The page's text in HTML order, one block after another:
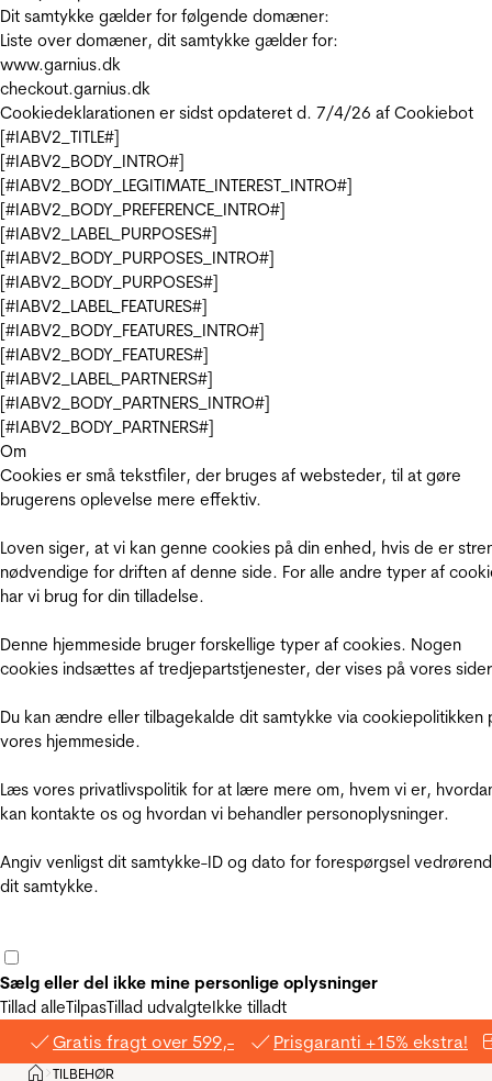
Dit samtykke gælder for følgende domæner:
Liste over domæner, dit samtykke gælder for:
www.garnius.dk
checkout.garnius.dk
Cookiedeklarationen er sidst opdateret d. 7/4/26 af Cookiebot
[#IABV2_TITLE#]
[#IABV2_BODY_INTRO#]
[#IABV2_BODY_LEGITIMATE_INTEREST_INTRO#]
[#IABV2_BODY_PREFERENCE_INTRO#]
[#IABV2_LABEL_PURPOSES#]
[#IABV2_BODY_PURPOSES_INTRO#]
[#IABV2_BODY_PURPOSES#]
[#IABV2_LABEL_FEATURES#]
[#IABV2_BODY_FEATURES_INTRO#]
[#IABV2_BODY_FEATURES#]
[#IABV2_LABEL_PARTNERS#]
[#IABV2_BODY_PARTNERS_INTRO#]
[#IABV2_BODY_PARTNERS#]
Om
Cookies er små tekstfiler, der bruges af websteder, til at gøre
brugerens oplevelse mere effektiv.
Loven siger, at vi kan genne cookies på din enhed, hvis de er
nødvendige for driften af denne side. For alle andre typer af
har vi brug for din tilladelse.
Denne hjemmeside bruger forskellige typer af cookies. Nogen
cookies indsættes af tredjepartstjenester, der vises på vores
Du kan ændre eller tilbagekalde dit samtykke via cookiepolitikken
vores hjemmeside.
Læs vores privatlivspolitik for at lære mere om, hvem vi er,
kan kontakte os og hvordan vi behandler personoplysninger.
Angiv venligst dit samtykke-ID og dato for forespørgsel
dit samtykke.
Sælg eller del ikke mine personlige oplysninger
Tillad alleTilpasTillad udvalgteIkke tilladt
Gratis fragt over 599,- Prisgaranti +15% ekstra!
Hjem
>TILBEHØR